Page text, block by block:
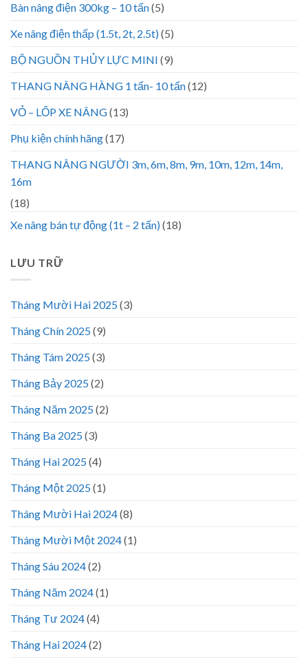
Bàn nâng điện 300kg – 10 tấn(5)
Xe nâng điện thấp (1.5t, 2t, 2.5t)(5)
BỘ NGUỒN THỦY LỰC MINI (9)
THANG NÂNG HÀNG 1 tấn- 10 tấn(12)
VỎ – LỐP XE NÂNG(13)
Phụ kiện chính hãng(17)
THANG NÂNG NGƯỜI 3m, 6m, 8m, 9m, 10m, 12m, 14m,
16m
(18)
Xe nâng bán tự động (1t – 2 tấn)(18)
LƯU TRỮ
Tháng Mười Hai 2025(3)
Tháng Chín 2025(9)
Tháng Tám 2025(3)
Tháng Bảy 2025(2)
Tháng Năm 2025(2)
Tháng Ba 2025(3)
Tháng Hai 2025(4)
Tháng Một 2025(1)
Tháng Mười Hai 2024(8)
Tháng Mười Một 2024(1)
Tháng Sáu 2024(2)
Tháng Năm 2024(1)
Tháng Tư 2024(4)
Tháng Hai 2024(2)